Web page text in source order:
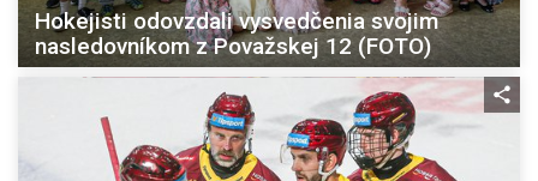
Hokejisti odovzdali vysvedčenia svojim
nasledovníkom z Považskej 12 (FOTO)